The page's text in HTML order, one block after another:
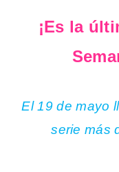
¡Es la
El 19 de mayo
serie más